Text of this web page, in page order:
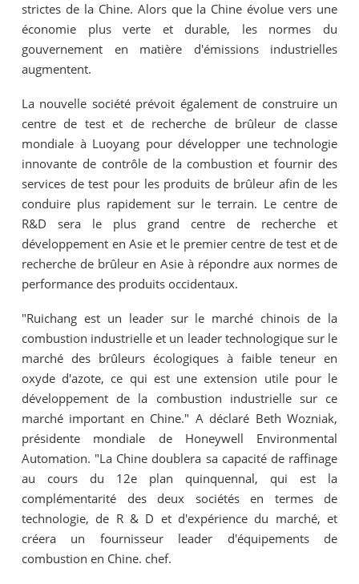
strictes de la Chine. Alors que la Chine évolue vers une
économie plus verte et durable, les normes du
gouvernement en matière d'émissions industrielles
augmentent.
La nouvelle société prévoit également de construire un
centre de test et de recherche de brûleur de classe
mondiale à Luoyang pour développer une technologie
innovante de contrôle de la combustion et fournir des
services de test pour les produits de brûleur afin de les
conduire plus rapidement sur le terrain. Le centre de
R&D sera le plus grand centre de recherche et
développement en Asie et le premier centre de test et de
recherche de brûleur en Asie à répondre aux normes de
performance des produits occidentaux.
"Ruichang est un leader sur le marché chinois de la
combustion industrielle et un leader technologique sur le
marché des brûleurs écologiques à faible teneur en
oxyde d'azote, ce qui est une extension utile pour le
développement de la combustion industrielle sur ce
marché important en Chine." A déclaré Beth Wozniak,
présidente mondiale de Honeywell Environmental
Automation. "La Chine doublera sa capacité de raffinage
au cours du 12e plan quinquennal, qui est la
complémentarité des deux sociétés en termes de
technologie, de R & D et d'expérience du marché, et
créera un fournisseur leader d'équipements de
combustion en Chine. chef.